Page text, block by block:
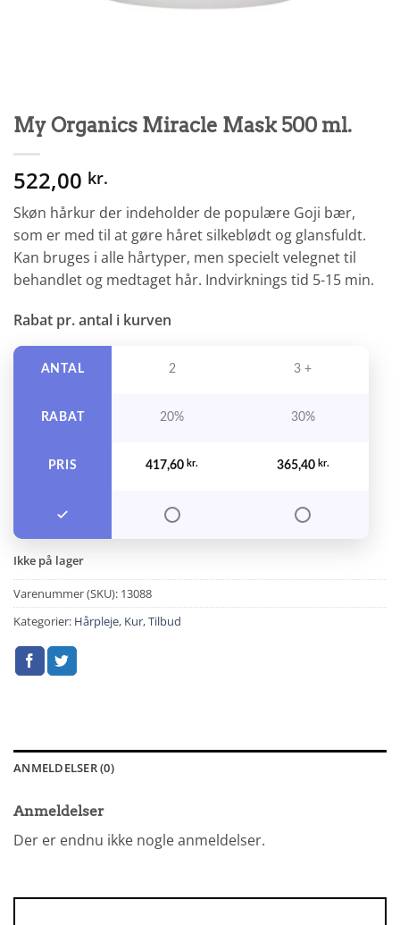
My Organics Miracle Mask 500 ml.
522,00 kr.
Skøn hårkur der indeholder de populære Goji bær,
som er med til at gøre håret silkeblødt og glansfuldt.
Kan bruges i alle hårtyper, men specielt velegnet til
behandlet og medtaget hår. Indvirknings tid 5-15 min.
Rabat pr. antal i kurven
ANTAL
RABAT
PRIS
2 3 +
20% 30%
417,60 kr. 365,40 kr.
Ikke på lager
Varenummer (SKU): 13088
Kategorier: Hårpleje, Kur,Tilbud
ANMELDELSER (0)
Anmeldelser
Der er endnu ikke nogle anmeldelser.